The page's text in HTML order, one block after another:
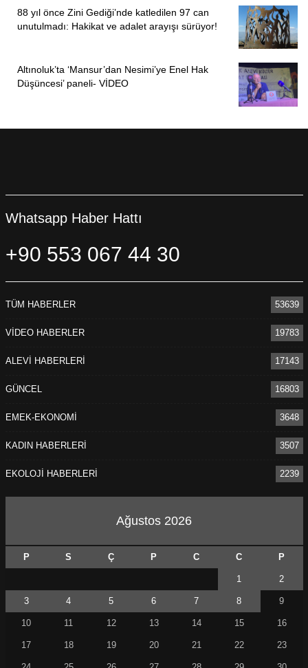
88 yıl önce Zini Gediği’nde katledilen 97 can
unutulmadı: Hakikat ve adalet arayışı sürüyor!
Altınoluk’ta ‘Mansur’dan Nesimi’ye Enel Hak
Düşüncesi’ paneli- VİDEO
Whatsapp Haber Hattı
+90 553 067 44 30
TÜM HABERLER 53639
VİDEO HABERLER 19783
ALEVİ HABERLERİ 17143
GÜNCEL 16803
EMEK-EKONOMİ 3648
KADIN HABERLERİ 3507
EKOLOJİ HABERLERİ 2239
Ağustos 2026
P S Ç P C C P
1 2
3 4 5 6 7 8 9
10 11 12 13 14 15 16
17 18 19 20 21 22 23